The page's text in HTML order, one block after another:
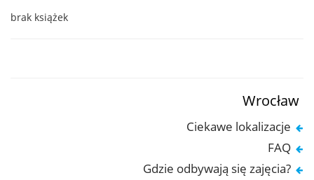
brak książek
Wrocław
Ciekawe lokalizacje
FAQ
Gdzie odbywają się zajęcia?